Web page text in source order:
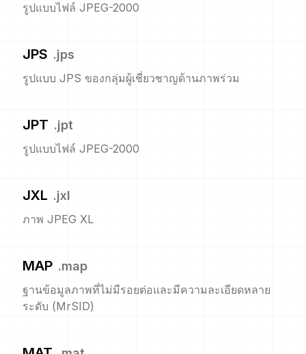
รูปแบบไฟล์ JPEG-2000
JPS .jps
รูปแบบ JPS ของกลุ่มผู้เชี่ยวชาญด้านภาพร่วม
JPT .jpt
รูปแบบไฟล์ JPEG-2000
JXL .jxl
ภาพ JPEG XL
MAP .map
ฐานข้อมูลภาพที่ไม่มีรอยต่อและมีความละเอียดหลาย
ระดับ (MrSID)